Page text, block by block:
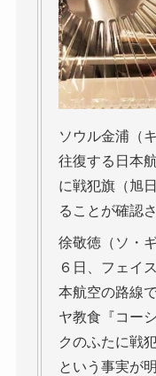
ソウル金浦（
往復する日本
に戦犯旗（旭
ることが確認
徐敬徳（ソ・
６日、フェイ
本航空の路線
ヤ教食『コー
クのふたに戦
という事実が